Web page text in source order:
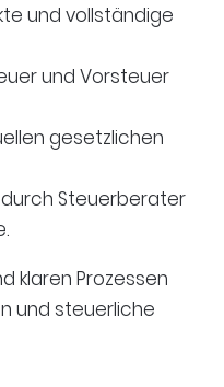
und vollständige
und Vorsteuer
gesetzlichen
durch Steuerberater
klaren Prozessen
und steuerliche